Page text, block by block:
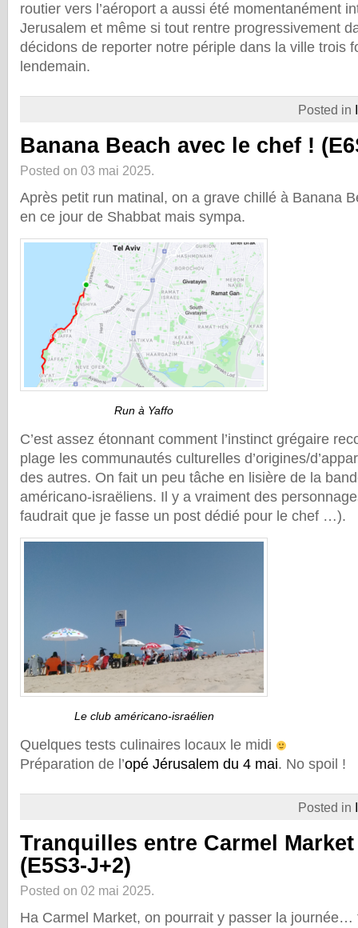
routier vers l’aéroport a aussi été momentanément
Jerusalem et même si tout rentre progressivement
décidons de reporter notre périple dans la ville trois
lendemain.
Posted in
Banana Beach avec le chef !
Posted on 03 mai 2025.
Après petit run matinal, on a grave chillé à Banana
en ce jour de Shabbat mais sympa.
Run à Yaffo
C’est assez étonnant comment l’instinct grégaire
plage les communautés culturelles d’origines/
des autres. On fait un peu tâche en lisière de la
américano-israëliens. Il y a vraiment des
faudrait que je fasse un post dédié pour le chef …).
Le club américano-israélien
Quelques tests culinaires locaux le midi
Préparation de l’opé Jérusalem du 4 mai. No spoil !
Posted in
Tranquilles entre Carmel
(E5S3-J+2)
Posted on 02 mai 2025.
Ha Carmel Market, on pourrait y passer la journée…